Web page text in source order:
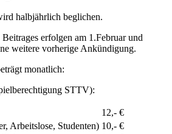
halbjährlich beglichen.
erfolgen am 1.Februar und
weitere vorherige Ankündigung.
monatlich:
STTV):
12,- €
Arbeitslose, Studenten) 10,- €